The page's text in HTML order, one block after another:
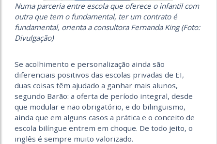
Numa parceria entre escola que oferece o infantil com
outra que tem o fundamental, ter um contrato é
fundamental, orienta a consultora Fernanda King (Foto:
Divulgação)
Se acolhimento e personalização ainda são
diferenciais positivos das escolas privadas de EI,
duas coisas têm ajudado a ganhar mais alunos,
segundo Barão: a oferta de período integral, desde
que modular e não obrigatório, e do bilinguismo,
ainda que em alguns casos a prática e o conceito de
escola bilíngue entrem em choque. De todo jeito, o
inglês é sempre muito valorizado.